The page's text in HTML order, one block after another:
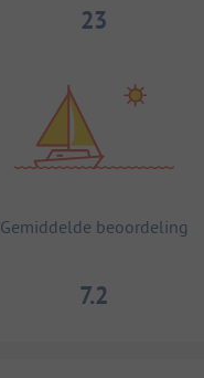
23
Gemiddelde beoordeling
7.2